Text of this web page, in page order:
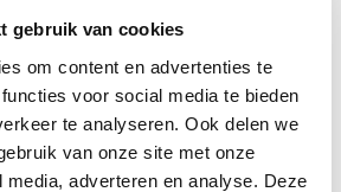
gebruik van cookies
om content en advertenties te
voor social media te bieden
te analyseren. Ook delen we
van onze site met onze
adverteren en analyse. Deze
aan de moskee